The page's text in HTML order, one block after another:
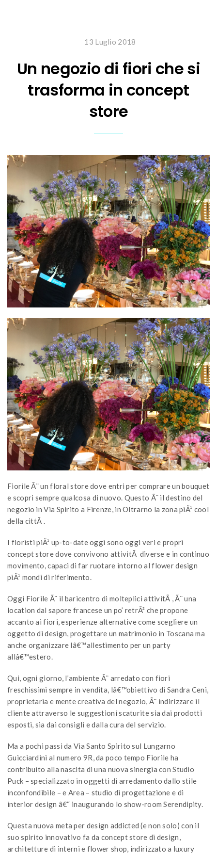
13 Luglio 2018
Un negozio di fiori che si
trasforma in concept
store
Fiorile Ã¨ un floral store dove entri per comprare un bouquet
e scopri sempre qualcosa di nuovo. Questo Ã¨ il destino del
negozio in Via Spirito a Firenze, in Oltrarno la zona piÃ¹ cool
della cittÃ .
I fioristi piÃ¹ up-to-date oggi sono oggi veri e propri
concept store dove convivono attivitÃ diverse e in continuo
movimento, capaci di far ruotare intorno al flower design
piÃ¹ mondi di riferimento.
Oggi Fiorile Ã¨ il baricentro di molteplici attivitÃ , Ã¨ una
location dal sapore francese un po’ retrÃ² che propone
accanto ai fiori, esperienze alternative come scegliere un
oggetto di design, progettare un matrimonio in Toscana ma
anche organizzare lâ€™allestimento per un party
allâ€™estero.
Qui, ogni giorno, l’ambiente Ã¨ arredato con fiori
freschissimi sempre in vendita, lâ€™obiettivo di Sandra Ceni,
proprietaria e mente creativa del negozio, Ã¨ indirizzare il
cliente attraverso le suggestioni scaturite sia dai prodotti
esposti, sia dai consigli e dalla cura del servizio.
Ma a pochi passi da Via Santo Spirito sul Lungarno
Guicciardini al numero 9R, da poco tempo Fiorile ha
contribuito alla nascita di una nuova sinergia con Studio
Puck – specializzato in oggetti di arredamento dallo stile
inconfondibile – e Area – studio di progettazione e di
interior design â€“ inaugurando lo show-room Serendipity.
Questa nuova meta per design addicted (e non solo) con il
suo spirito innovativo fa da concept store di design,
architetture di interni e flower shop, indirizzato a luxury